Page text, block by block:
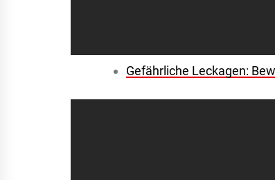
Gefährliche Leckagen: